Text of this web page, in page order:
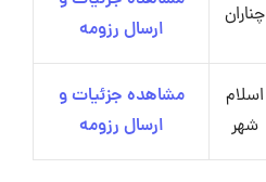
چناران
ارسال رزومه
اسلام
شهر
مشاهده جزئیات و
ارسال رزومه